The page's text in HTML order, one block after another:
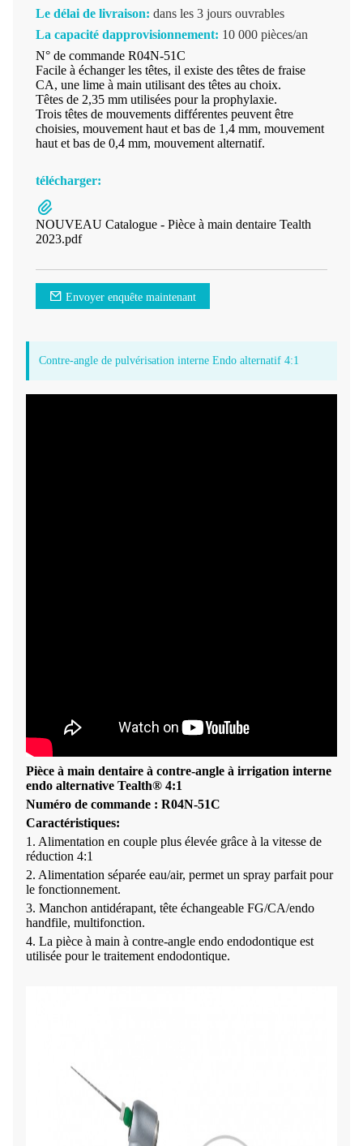
Le délai de livraison: dans les 3 jours ouvrables
La capacité dapprovisionnement: 10 000 pièces/an
N° de commande R04N-51C
Facile à échanger les têtes, il existe des têtes de fraise
CA, une lime à main utilisant des têtes au choix.
Têtes de 2,35 mm utilisées pour la prophylaxie.
Trois têtes de mouvements différentes peuvent être
choisies, mouvement haut et bas de 1,4 mm, mouvement
haut et bas de 0,4 mm, mouvement alternatif.
télécharger:
NOUVEAU Catalogue - Pièce à main dentaire Tealth
2023.pdf
Envoyer enquête maintenant
Contre-angle de pulvérisation interne Endo alternatif 4:1
Pièce à main dentaire à contre-angle à irrigation interne
endo alternative Tealth® 4:1
Numéro de commande : R04N-51C
Caractéristiques:
1. Alimentation en couple plus élevée grâce à la vitesse de
réduction 4:1
2. Alimentation séparée eau/air, permet un spray parfait pour
le fonctionnement.
3. Manchon antidérapant, tête échangeable FG/CA/endo
handfile, multifonction.
4. La pièce à main à contre-angle endo endodontique est
utilisée pour le traitement endodontique.